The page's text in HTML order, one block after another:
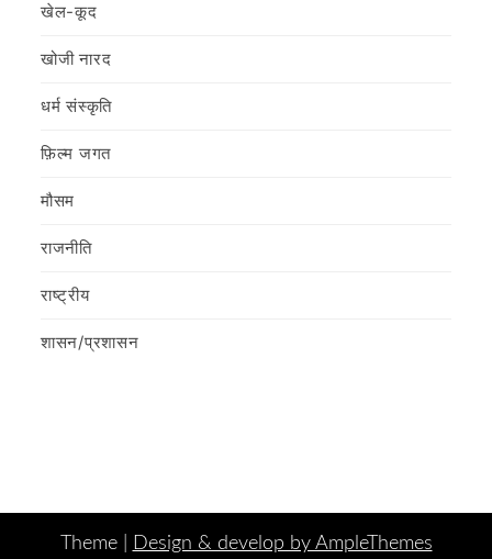
खेल-कूद
खोजी नारद
धर्म संस्कृति
फ़िल्‍म जगत
मौसम
राजनीति
राष्ट्रीय
शासन/प्रशासन
Theme | Design & develop by AmpleThemes